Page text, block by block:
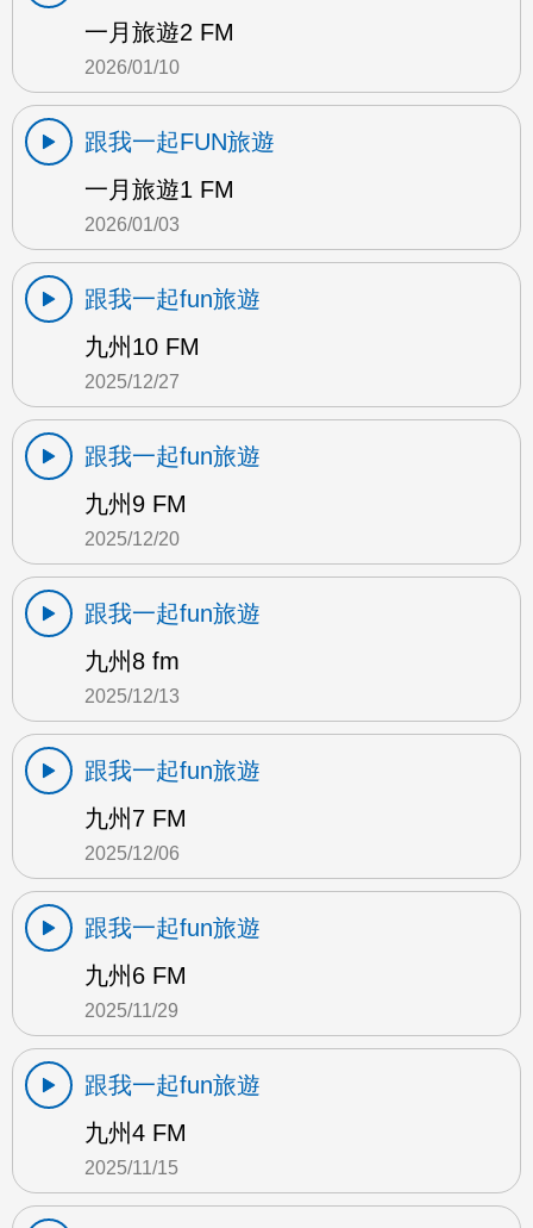
一月旅遊2 FM
2026/01/10
跟我一起FUN旅遊
一月旅遊1 FM
2026/01/03
跟我一起fun旅遊
九州10 FM
2025/12/27
跟我一起fun旅遊
九州9 FM
2025/12/20
跟我一起fun旅遊
九州8 fm
2025/12/13
跟我一起fun旅遊
九州7 FM
2025/12/06
跟我一起fun旅遊
九州6 FM
2025/11/29
跟我一起fun旅遊
九州4 FM
2025/11/15